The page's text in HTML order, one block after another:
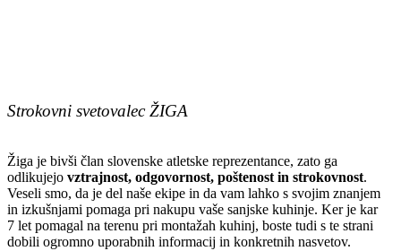
Strokovni svetovalec ŽIGA
Žiga je bivši član slovenske atletske reprezentance, zato ga
odlikujejo vztrajnost, odgovornost, poštenost in strokovnost.
Veseli smo, da je del naše ekipe in da vam lahko s svojim znanjem
in izkušnjami pomaga pri nakupu vaše sanjske kuhinje. Ker je kar
7 let pomagal na terenu pri montažah kuhinj, boste tudi s te strani
dobili ogromno uporabnih informacij in konkretnih nasvetov.